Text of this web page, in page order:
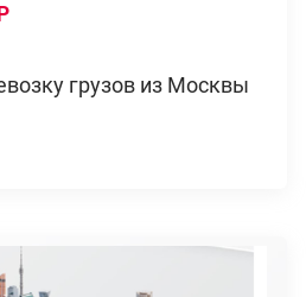
грузов из Москвы